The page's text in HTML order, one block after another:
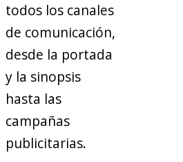
todos los canales
de comunicación,
desde la portada
y la sinopsis
hasta las
campañas
publicitarias.